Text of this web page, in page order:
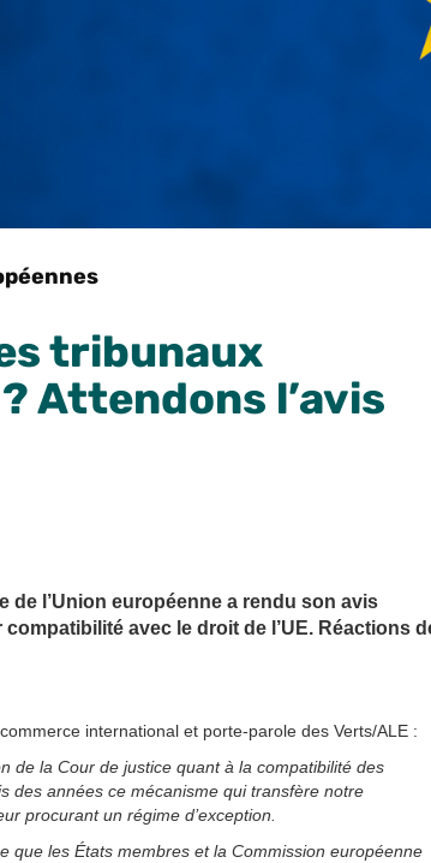
tribunaux
Attendons l’avis
de l’Union européenne a rendu son avis
avec le droit de l’UE. Réactions
international et porte-parole des Verts/ALE :
de la Cour de justice quant à la compatibilité des
des années ce mécanisme qui transfère notre
procurant un régime d’exception.
que les États membres et la Commission européenne